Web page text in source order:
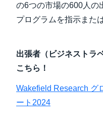
の6つの市場の600人の
プログラムを指示また
出張者（ビジネストラ
こちら！
Wakefield Research グ
ート2024